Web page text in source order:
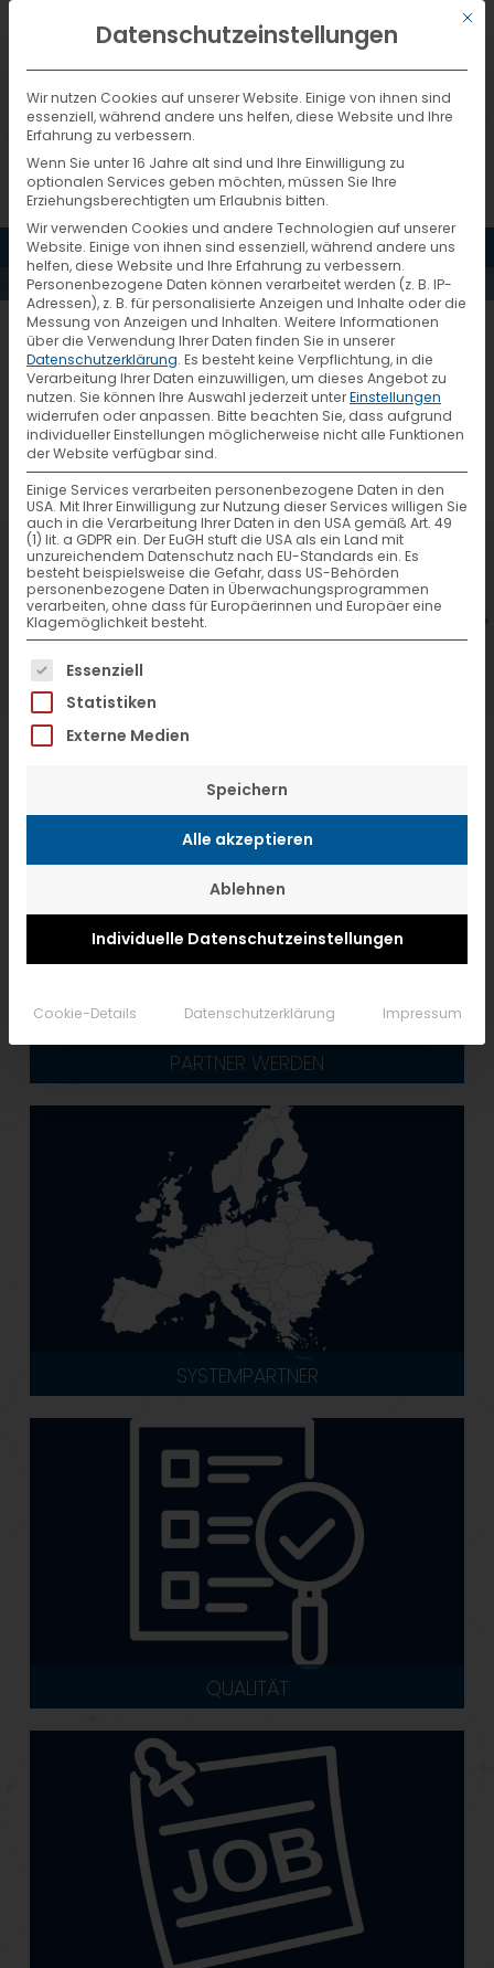
DEUTSCH
MENÜ
AKTUELLES
XPRESS-EMONS
7. Juli 2026
VTL hat neuen Aufsichtsrat gewählt
PARTNER WERDEN
SYSTEMPARTNER
QUALITÄT
Mit
Datenschutzeinstellungen
Wir nutzen Cookies auf unserer Website. Einige von ihnen sind
essenziell, während andere uns helfen, diese Website und Ihre
Erfahrung zu verbessern.
Wenn Sie unter 16 Jahre alt sind und Ihre Einwilligung zu
optionalen Services geben möchten, müssen Sie Ihre
Erziehungsberechtigten um Erlaubnis bitten.
Wir verwenden Cookies und andere Technologien auf unserer
Website. Einige von ihnen sind essenziell, während andere uns
helfen, diese Website und Ihre Erfahrung zu verbessern.
Personenbezogene Daten können verarbeitet werden (z. B. IP-
Adressen), z. B. für personalisierte Anzeigen und Inhalte oder die
Messung von Anzeigen und Inhalten. Weitere Informationen
über die Verwendung Ihrer Daten finden Sie in unserer
Datenschutzerklärung. Es besteht keine Verpflichtung, in die
Verarbeitung Ihrer Daten einzuwilligen, um dieses Angebot zu
nutzen. Sie können Ihre Auswahl jederzeit unterEinstellungen
widerrufen oder anpassen. Bitte beachten Sie, dass aufgrund
individueller Einstellungen möglicherweise nicht alle Funktionen
der Website verfügbar sind.
Einige Services verarbeiten personenbezogene Daten in den
USA. Mit Ihrer Einwilligung zur Nutzung dieser Services willigen Sie
auch in die Verarbeitung Ihrer Daten in den USA gemäß Art. 49
(1) lit. a GDPR ein. Der EuGH stuft die USA als ein Land mit
unzureichendem Datenschutz nach EU-Standards ein. Es
besteht beispielsweise die Gefahr, dass US-Behörden
personenbezogene Daten in Überwachungsprogrammen
verarbeiten, ohne dass für Europäerinnen und Europäer eine
Klagemöglichkeit besteht.
Es folgt eine Liste der Service-Gruppen,
Essenziell
Statistiken
Externe Medien
Speichern
Alle akzeptieren
Ablehnen
Individuelle Datenschutzeinstellungen
Cookie-Details Datenschutzerklärung Impressum